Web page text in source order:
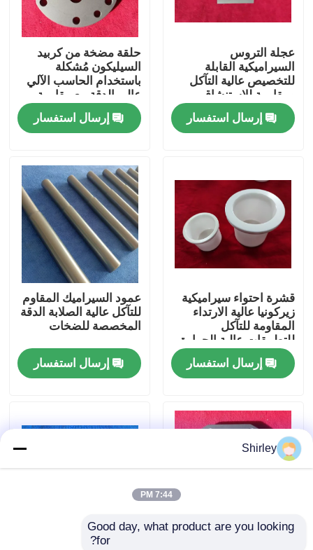
منتجات
عرض الواقع الافتراضي
جولة في المعمل
رقابة جودة
اتصل بنا
اطلب اقتباس
محامل كروية سيراميك
عجلة التروس
السيراميكية القابلة
للتخصيص عالية التآكل
ومقاومة للاستنشاق
لمضخات التروس
إرسال استفسار
حلقة مضخة من كربيد
السيليكون مُشكلة
باستخدام الحاسب الآلي
عالي الدقة مع مقاومة
للتآكل وثبات حراري
لمضخات الصناعية
إرسال استفسار
قشرة احتواء سيراميكية
زيركونيا عالية الارتداء
المقاومة للتآكل
للتطبيقات عالية الحرارة
إرسال استفسار
عمود السيراميك المقاوم
للتآكل عالية الصلابة الدقة
المخصصة للضخات
إرسال استفسار
عمود الكربيد السيليكوني
Shirley
7:44 PM
Good day, what product are you looking
for?